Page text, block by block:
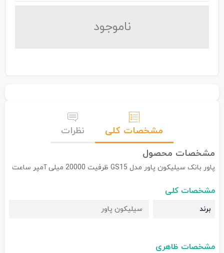
نا‌موجود
مشخصات کلی
نظرات
مشخصات محصول
پاور بانک سیلیکون پاور مدل GS15 ظرفیت 20000 میلی آمپر ساعت
مشخصات کلی
برند سیلیکون پاور
مشخصات ظاهری